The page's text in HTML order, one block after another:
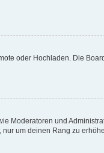
oder Hochladen. Die
Moderatoren und
um deinen Rang zu